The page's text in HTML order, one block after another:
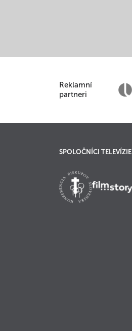
Reklamní
partneri
SPOLOČNÍCI TELEVÍZIE